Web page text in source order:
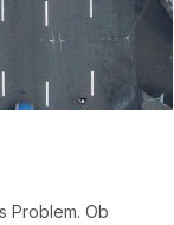
Problem. Ob